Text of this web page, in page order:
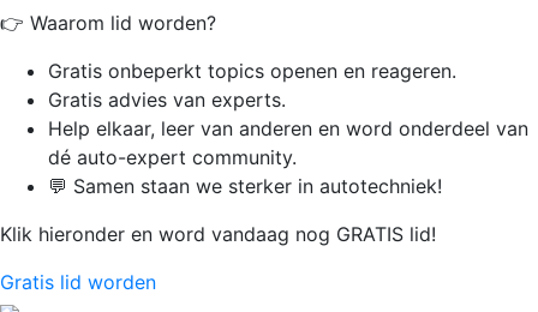
👉 Waarom lid worden?
Gratis onbeperkt topics openen en reageren.
Gratis advies van experts.
Help elkaar, leer van anderen en word onderdeel van
dé auto-expert community.
💬 Samen staan we sterker in autotechniek!
Klik hieronder en word vandaag nog GRATIS lid!
Gratis lid worden